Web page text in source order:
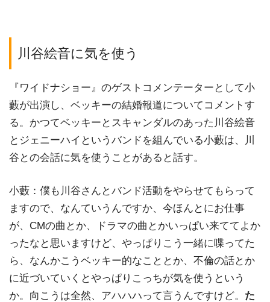
川谷絵音に気を使う
『ワイドナショー』のゲストコメンテーターとして小
藪が出演し、ベッキーの結婚報道についてコメントす
る。かつてベッキーとスキャンダルのあった川谷絵音
とジェニーハイというバンドを組んでいる小藪は、川
谷との会話に気を使うことがあると話す。
小藪：僕も川谷さんとバンド活動をやらせてもらって
ますので、なんていうんですか、今ほんとにお仕事
が、CMの曲とか、ドラマの曲とかいっぱい来ててよか
ったなと思いますけど、やっぱりこう一緒に喋ってた
ら、なんかこうベッキー的なこととか、不倫の話とか
に近づいていくとやっぱりこっちが気を使うという
か。向こうは全然、アハハハって言うんですけど。 た